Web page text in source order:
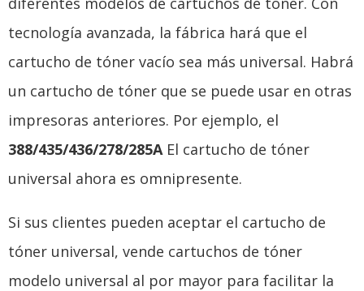
tecnología avanzada, la fábrica hará que el
cartucho de tóner vacío sea más universal. Habrá
un cartucho de tóner que se puede usar en otras
impresoras anteriores. Por ejemplo, el
388/435/436/278/285AEl cartucho de tóner
universal ahora es omnipresente.
Si sus clientes pueden aceptar el cartucho de
tóner universal, vende cartuchos de tóner
modelo universal al por mayor para facilitar la